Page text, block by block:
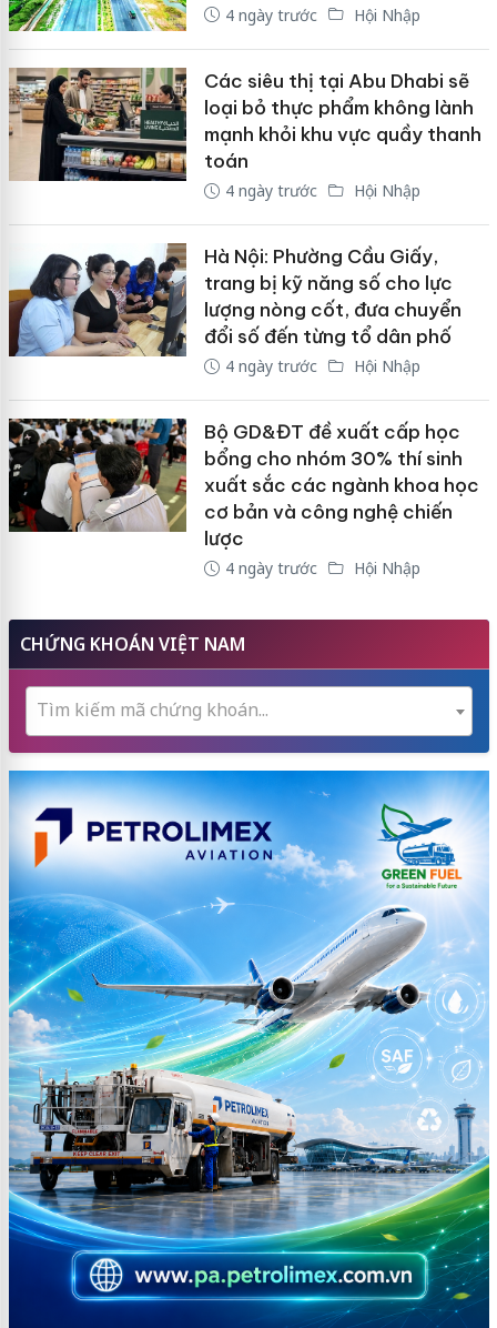
4 ngày trước Hội Nhập
Các siêu thị tại Abu Dhabi sẽ
loại bỏ thực phẩm không lành
mạnh khỏi khu vực quầy thanh
toán
4 ngày trước Hội Nhập
Hà Nội: Phường Cầu Giấy,
trang bị kỹ năng số cho lực
lượng nòng cốt, đưa chuyển
đổi số đến từng tổ dân phố
4 ngày trước Hội Nhập
Bộ GD&ĐT đề xuất cấp học
bổng cho nhóm 30% thí sinh
xuất sắc các ngành khoa học
cơ bản và công nghệ chiến
lược
4 ngày trước Hội Nhập
CHỨNG KHOÁN VIỆT NAM
Tìm kiếm mã chứng khoán...